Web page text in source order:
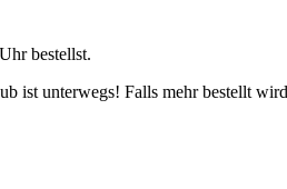
bestellst.
ist unterwegs! Falls mehr bestellt